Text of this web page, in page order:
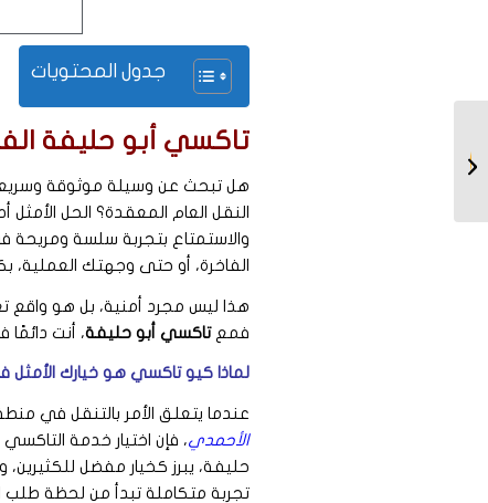
جدول المحتويات
تاكسي أبو حليفة
هل تبحث عن وسيلة موثوقة
النقل العام المعقدة؟ الحل
والاستمتاع بتجربة سلسة
الفاخرة، أو حتى وجهتك
هذا ليس مجرد أمنية، بل هو
فمعتاكسي أبو حليفة، أنت
لماذا كيو تاكسي هو خيارك الأمثل
عندما يتعلق الأمر بالتنقل في
الأحمدي، فإن اختيار خدمة
حليفة، يبرز كخيار مفضل
تجربة متكاملة تبدأ من لحظة